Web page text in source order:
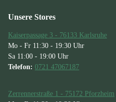
Unsere Stores
Kaiserpassage 3 - 76133 Karlsruhe
Mo - Fr 11:30 - 19:30 Uhr
Sa 11:00 - 19:00 Uhr
Telefon: 0721 47067187
Zerrennerstraße 1 - 75172 Pforzheim